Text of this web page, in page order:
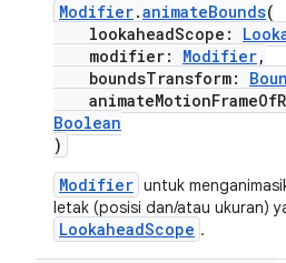
Modifier.animateBounds(
lookaheadScope:
modifier: Modifier,
boundsTransform:
Boolean
)
Modifier untuk
letak (posisi dan/atau ukuran)
LookaheadScope .